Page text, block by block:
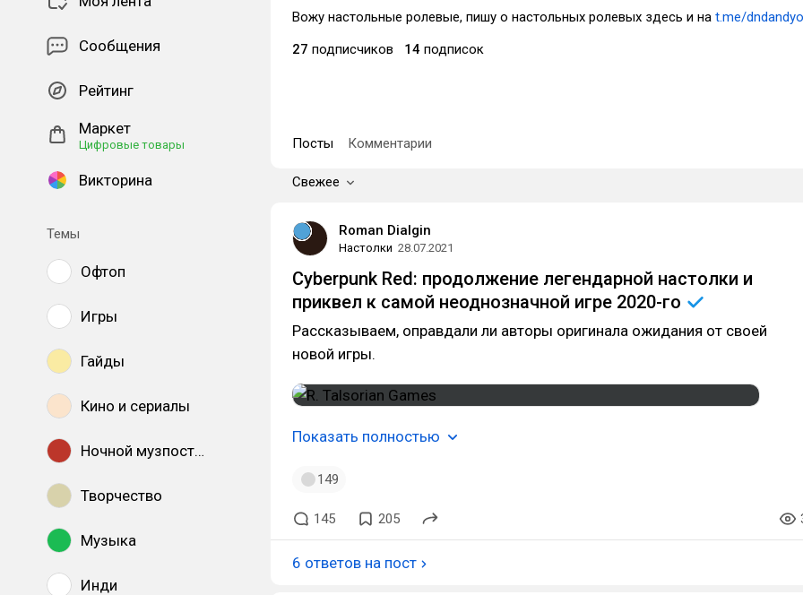
Сообщения
Рейтинг
Маркет
Цифровые товары
Викторина
Темы
Офтоп
Игры
Гайды
Кино и сериалы
Ночной музпостинг
Творчество
Музыка
Инди
Вожу настольные ролевые, пишу о настольных ролевых здесь и на t.me/
27 подписчиков 14 подписок
Посты Комментарии
Свежее
Roman Dialgin
Настолки 28.07.2021
Cyberpunk Red: продолжение легендарной настолки и
приквел к самой неоднозначной игре 2020-го
Рассказываем, оправдали ли авторы оригинала ожидания от своей
новой игры.
Показать полностью
149
145 205
6 ответов на пост